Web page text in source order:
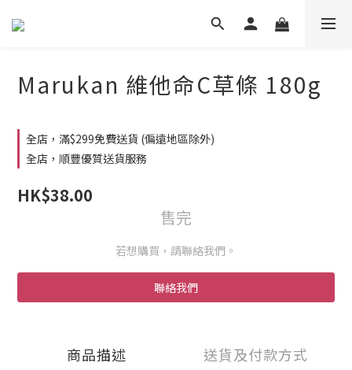
Marukan 維他命C草條 180g
全店，滿$299免費送貨 (偏遠地區除外)
全店，順豐優質送貨服務
HK$38.00
售完
若想購買，請聯絡我們。
聯絡我們
商品描述 送貨及付款方式